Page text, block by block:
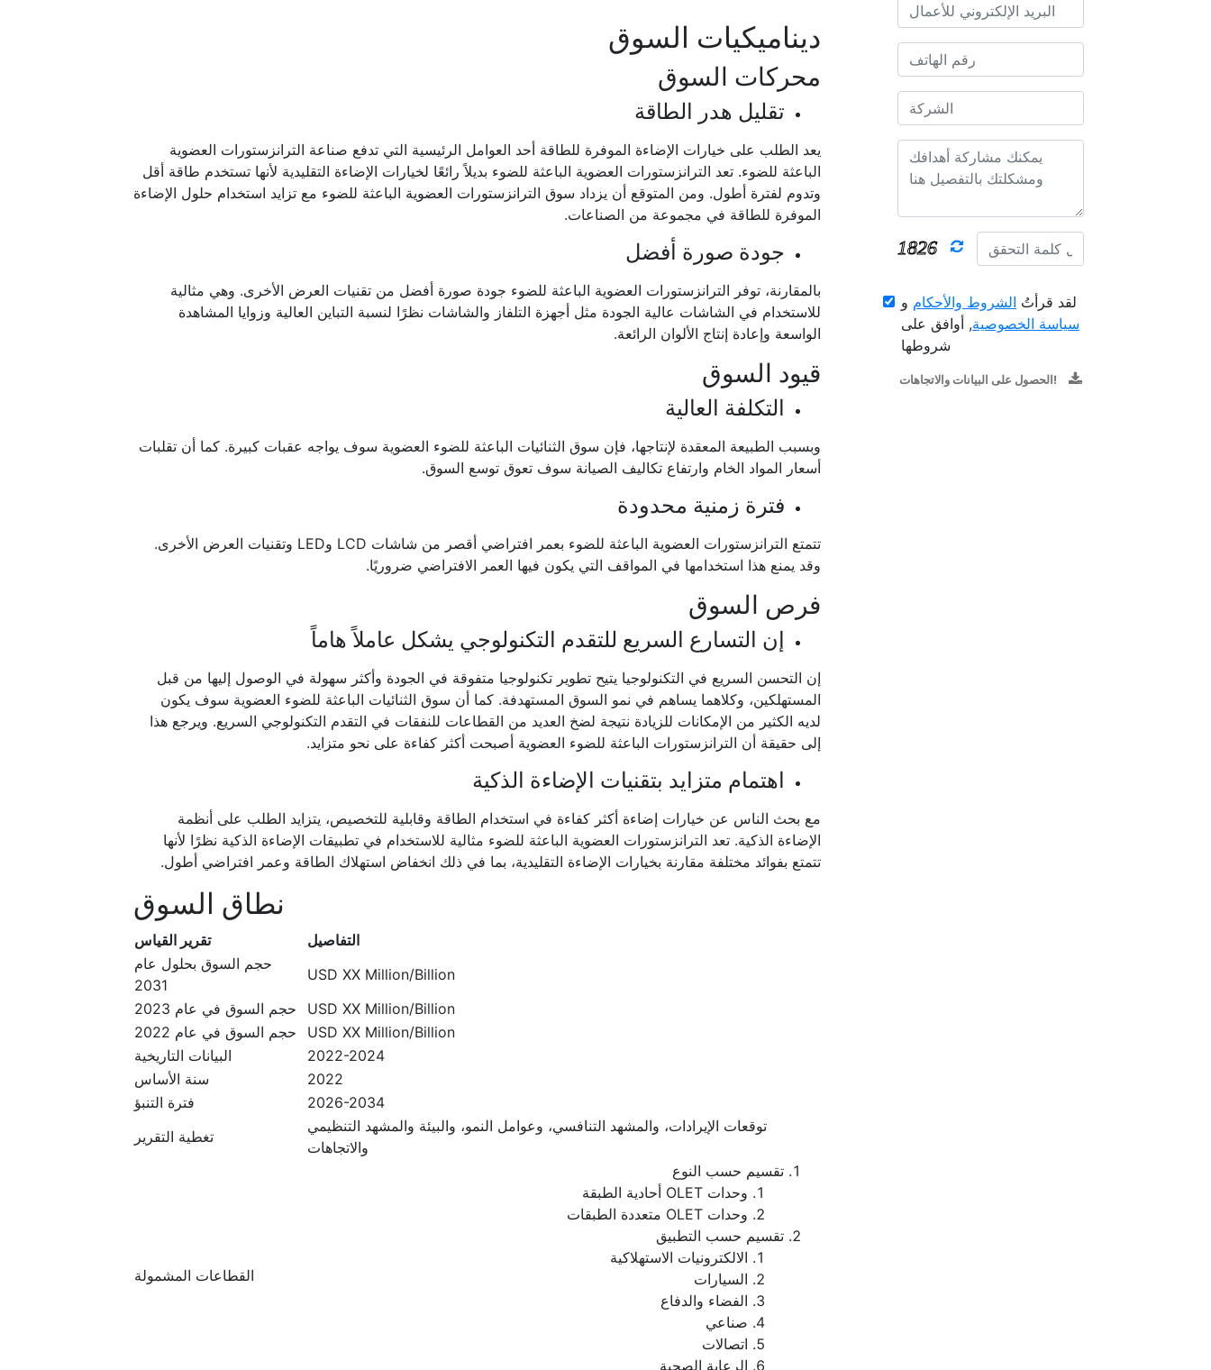
ديناميكيات السوق
محركات السوق
تقليل هدر الطاقة
يعد الطلب على خيارات الإضاءة الموفرة للطاقة أحد العوامل الرئيسية التي تدفع صناعة الترانزستورات العضوية
الباعثة للضوء. تعد الترانزستورات العضوية الباعثة للضوء بديلاً رائعًا لخيارات الإضاءة التقليدية لأنها تستخدم طاقة أقل
وتدوم لفترة أطول. ومن المتوقع أن يزداد سوق الترانزستورات العضوية الباعثة للضوء مع تزايد استخدام حلول الإضاءة
الموفرة للطاقة في مجموعة من الصناعات.
جودة صورة أفضل
بالمقارنة، توفر الترانزستورات العضوية الباعثة للضوء جودة صورة أفضل من تقنيات العرض الأخرى. وهي مثالية
للاستخدام في الشاشات عالية الجودة مثل أجهزة التلفاز والشاشات نظرًا لنسبة التباين العالية وزوايا المشاهدة
الواسعة وإعادة إنتاج الألوان الرائعة.
قيود السوق
التكلفة العالية
وبسبب الطبيعة المعقدة لإنتاجها، فإن سوق الثنائيات الباعثة للضوء العضوية سوف يواجه عقبات كبيرة. كما أن تقلبات
أسعار المواد الخام وارتفاع تكاليف الصيانة سوف تعوق توسع السوق.
فترة زمنية محدودة
تتمتع الترانزستورات العضوية الباعثة للضوء بعمر افتراضي أقصر من شاشات LCD وLED وتقنيات العرض الأخرى.
وقد يمنع هذا استخدامها في المواقف التي يكون فيها العمر الافتراضي ضروريًا.
فرص السوق
إن التسارع السريع للتقدم التكنولوجي يشكل عاملاً هاماً
إن التحسن السريع في التكنولوجيا يتيح تطوير تكنولوجيا متفوقة في الجودة وأكثر سهولة في الوصول إليها من قبل
المستهلكين، وكلاهما يساهم في نمو السوق المستهدفة. كما أن سوق الثنائيات الباعثة للضوء العضوية سوف يكون
لديه الكثير من الإمكانات للزيادة نتيجة لضخ العديد من القطاعات للنفقات في التقدم التكنولوجي السريع. ويرجع هذا
إلى حقيقة أن الترانزستورات الباعثة للضوء العضوية أصبحت أكثر كفاءة على نحو متزايد.
اهتمام متزايد بتقنيات الإضاءة الذكية
مع بحث الناس عن خيارات إضاءة أكثر كفاءة في استخدام الطاقة وقابلية للتخصيص، يتزايد الطلب على أنظمة
الإضاءة الذكية. تعد الترانزستورات العضوية الباعثة للضوء مثالية للاستخدام في تطبيقات الإضاءة الذكية نظرًا لأنها
تتمتع بفوائد مختلفة مقارنة بخيارات الإضاءة التقليدية، بما في ذلك انخفاض استهلاك الطاقة وعمر افتراضي أطول.
نطاق السوق
تقرير القياس
التفاصيل
حجم السوق بحلول عام
2031
USD XX Million/Billion
حجم السوق في عام 2023
USD XX Million/Billion
حجم السوق في عام 2022
USD XX Million/Billion
البيانات التاريخية
2022-2024
سنة الأساس
2022
فترة التنبؤ
2026-2034
تغطية التقرير
توقعات الإيرادات، والمشهد التنافسي، وعوامل النمو، والبيئة والمشهد التنظيمي
والاتجاهات
القطاعات المشمولة
تقسيم حسب النوع
وحدات OLET أحادية الطبقة
وحدات OLET متعددة الطبقات
تقسيم حسب التطبيق
الالكترونيات الاستهلاكية
السيارات
الفضاء والدفاع
صناعي
اتصالات
الرعاية الصحية
لقد قرأتُ الشروط والأحكام و
سياسة الخصوصية, أوافق على
شروطها
الحصول على البيانات والاتجاهات!